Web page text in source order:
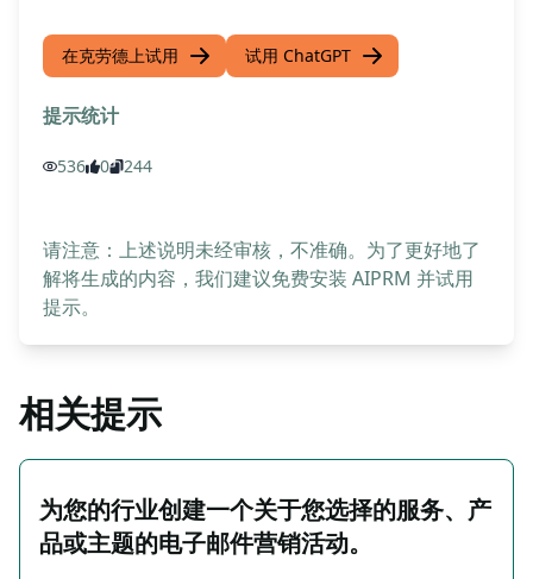
在克劳德上试用 试用 ChatGPT
提示统计
536 0 244
请注意：上述说明未经审核，不准确。为了更好地了
解将生成的内容，我们建议免费安装 AIPRM 并试用
提示。
相关提示
为您的行业创建一个关于您选择的服务、产
品或主题的电子邮件营销活动。